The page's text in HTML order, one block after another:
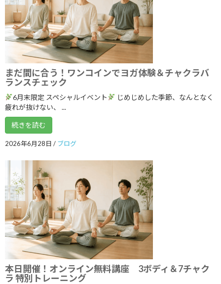
2025年5月
2025年4月
2025年3月
2025年2月
2025年1月
2024年12月
2024年11月
2024年10月
2024年9月
2024年7月
2024年6月
2024年5月
2024年4月
2024年3月
2024年2月
まだ間に合う！ワンコインでヨガ体験＆チャクラバ
ランスチェック
6月末限定 スペシャルイベント
じめじめした季節、なんとなく
疲れが抜けない、 ...
続きを読む
2026年6月28日 / ブログ
本日開催！オンライン無料講座 3ボディ＆7チャク
ラ 特別トレーニング